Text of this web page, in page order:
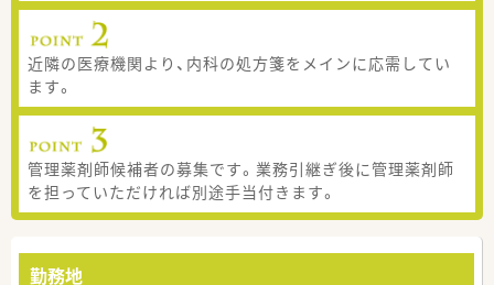
近隣の医療機関より、内科の処方箋をメインに応需してい
ます。
管理薬剤師候補者の募集です。業務引継ぎ後に管理薬剤師
を担っていただければ別途手当付きます。
勤務地